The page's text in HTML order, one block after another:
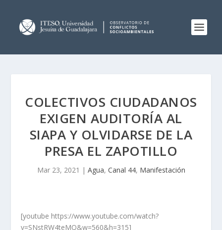
COLECTIVOS CIUDADANOS
EXIGEN AUDITORÍA AL
SIAPA Y OLVIDARSE DE LA
PRESA EL ZAPOTILLO
Mar 23, 2021 | Agua, Canal 44, Manifestación
[youtube https://www.youtube.com/watch?
v=SNstRW4teMQ&w=560&h=315]